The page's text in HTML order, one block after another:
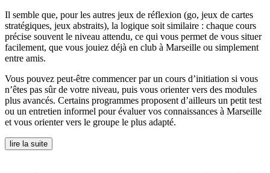
Il semble que, pour les autres jeux de réflexion (go, jeux de cartes
stratégiques, jeux abstraits), la logique soit similaire : chaque cours
précise souvent le niveau attendu, ce qui vous permet de vous situer
facilement, que vous jouiez déjà en club à Marseille ou simplement
entre amis.
Vous pouvez peut-être commencer par un cours d’initiation si vous
n’êtes pas sûr de votre niveau, puis vous orienter vers des modules
plus avancés. Certains programmes proposent d’ailleurs un petit test
ou un entretien informel pour évaluer vos connaissances à Marseille
et vous orienter vers le groupe le plus adapté.
lire la suite